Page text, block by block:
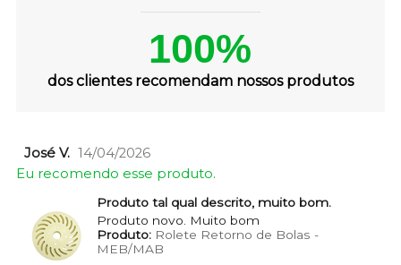
100%
dos clientes recomendam nossos produtos
José V. 14/04/2026
Eu recomendo esse produto.
Produto tal qual descrito, muito bom.
Produto novo. Muito bom
Produto:Rolete Retorno de Bolas -
MEB/MAB